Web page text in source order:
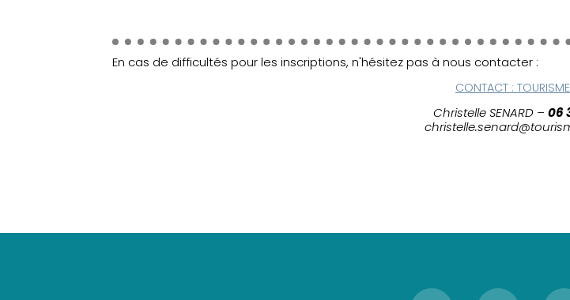
En cas de difficultés pour les inscriptions, n'hésitez pas à nous contacter :
CONTACT :
Christelle SENARD – 06